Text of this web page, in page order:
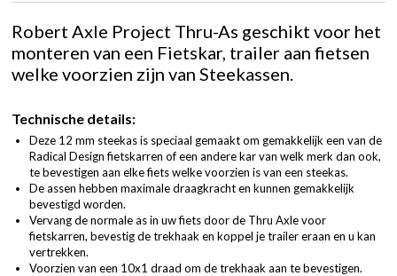
Robert Axle Project Thru-As geschikt voor het
monteren van een Fietskar, trailer aan fietsen
welke voorzien zijn van Steekassen.
Technische details:
Deze 12 mm steekas is speciaal gemaakt om gemakkelijk een van de
Radical Design fietskarren of een andere kar van welk merk dan ook,
te bevestigen aan elke fiets welke voorzien is van een steekas.
De assen hebben maximale draagkracht en kunnen gemakkelijk
bevestigd worden.
Vervang de normale as in uw fiets door de Thru Axle voor
fietskarren, bevestig de trekhaak en koppel je trailer eraan en u kan
vertrekken.
Voorzien van een 10x1 draad om de trekhaak aan te bevestigen.